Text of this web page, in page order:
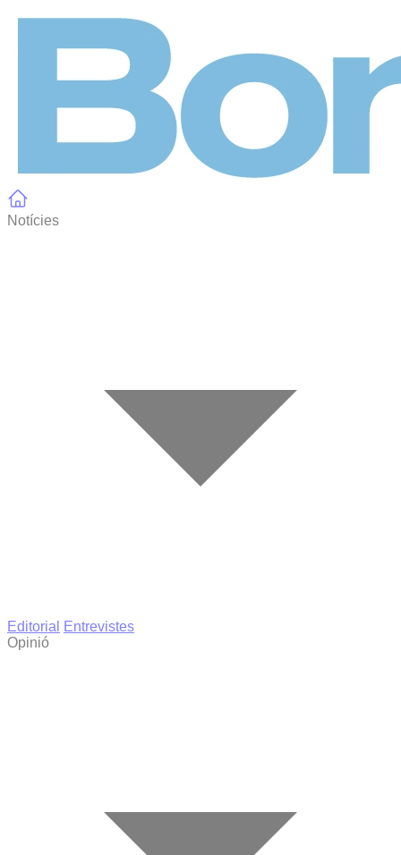
Notícies
Editorial
Entrevistes
Opinió